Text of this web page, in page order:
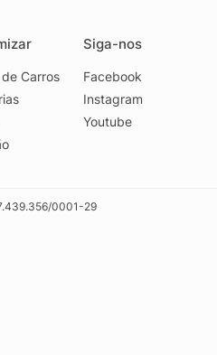
Carros
Siga-nos
Facebook
Instagram
Youtube
0001-29